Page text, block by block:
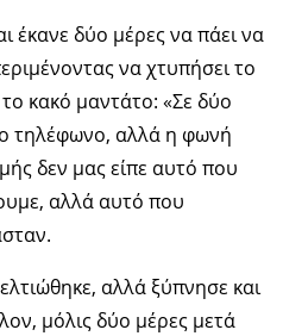
έκανε δύο μέρες να πάει να
να χτυπήσει το
κακό μαντάτο: «Σε δύο
τηλέφωνο, αλλά η φωνή
δεν μας είπε αυτό που
αλλά αυτό που
αλλά ξύπνησε και
μόλις δύο μέρες μετά